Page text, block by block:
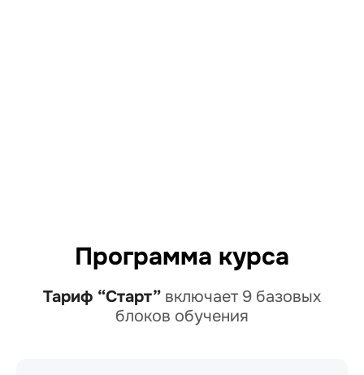
Программа курса
Тариф “Старт” включает 9 базовых
блоков обучения